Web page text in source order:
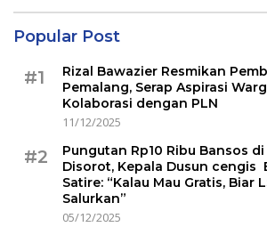
Popular Post
#1
Rizal Bawazier Resmikan
Pemalang, Serap Aspirasi
Kolaborasi dengan PLN
11/12/2025
#2
Pungutan Rp10 Ribu Bansos
Disorot, Kepala Dusun cengis
Satire: “Kalau Mau Gratis, Biar
Salurkan”
05/12/2025